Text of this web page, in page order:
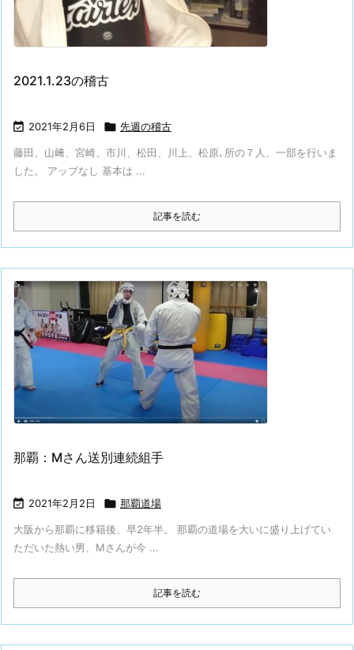
2021.1.23の稽古
 2021年2月6日  先週の稽古
藤田、山﨑、宮崎、市川、松田、川上、松原､所の７人、一部を行いま
した。 アップなし 基本は ...
記事を読む
那覇：Mさん送別連続組手
 2021年2月2日  那覇道場
大阪から那覇に移籍後、早2年半。 那覇の道場を大いに盛り上げてい
ただいた熱い男、Mさんが今 ...
記事を読む